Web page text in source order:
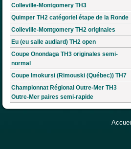
Colleville-Montgomery TH3
Quimper TH2 catégoriel étape de la Ronde
Colleville-Montgomery TH2 originales
Eu (eu salle audiard) TH2 open
Coupe Onondaga TH3 originales semi-
normal
Coupe Imokursi (Rimouski (Québec)) TH7
Championnat Régional Outre-Mer TH3
Outre-Mer paires semi-rapide
Accueil